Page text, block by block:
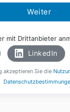
Weiter
mit Drittanbieter
LinkedIn
akzeptieren Sie die